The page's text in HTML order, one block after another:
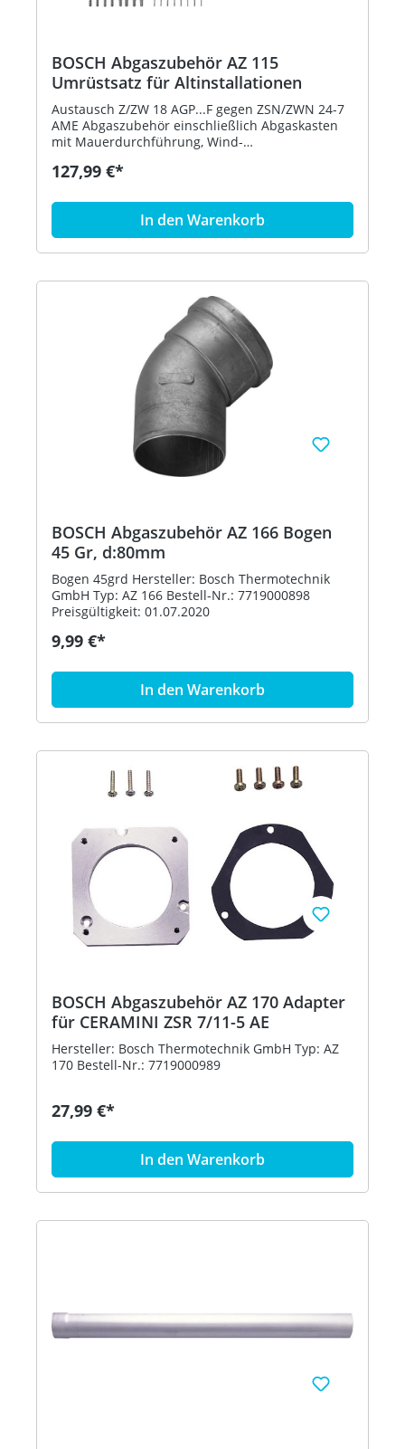
BOSCH Abgaszubehör AZ 115
Umrüstsatz für Altinstallationen
Austausch Z/ZW 18 AGP...F gegen ZSN/ZWN 24-7
AME Abgaszubehör einschließlich Abgaskasten
mit Mauerdurchführung, Wind-
Bosch Thermotechnik GmbH Typ: AZ 115 Bestell-
127,99 €*
In den Warenkorb
BOSCH Abgaszubehör AZ 166 Bogen
45 Gr, d:80mm
Bogen 45grd Hersteller: Bosch Thermotechnik
GmbH Typ: AZ 166 Bestell-Nr.: 7719000898
Preisgültigkeit: 01.07.2020
9,99 €*
In den Warenkorb
BOSCH Abgaszubehör AZ 170 Adapter
für CERAMINI ZSR 7/11-5 AE
Hersteller: Bosch Thermotechnik GmbH Typ: AZ
170 Bestell-Nr.: 7719000989
27,99 €*
In den Warenkorb